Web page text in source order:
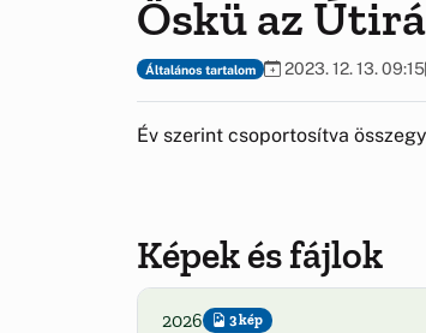
Öskü az
Általános tartalom 2023. 12. 13. 09:15
Év szerint csoportosítva
Képek és fájlok
2026 3 kép